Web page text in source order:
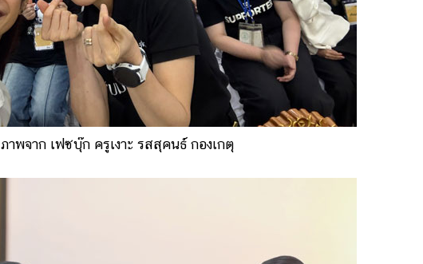
ภาพจาก เฟซบุ๊ก ครูเงาะ รสสุคนธ์ กองเกตุ